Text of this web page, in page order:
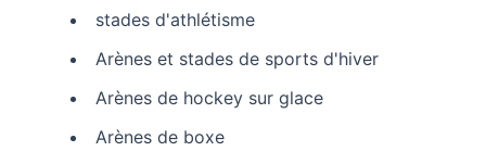
stades d'athlétisme
Arènes et stades de sports d'hiver
Arènes de hockey sur glace
Arènes de boxe